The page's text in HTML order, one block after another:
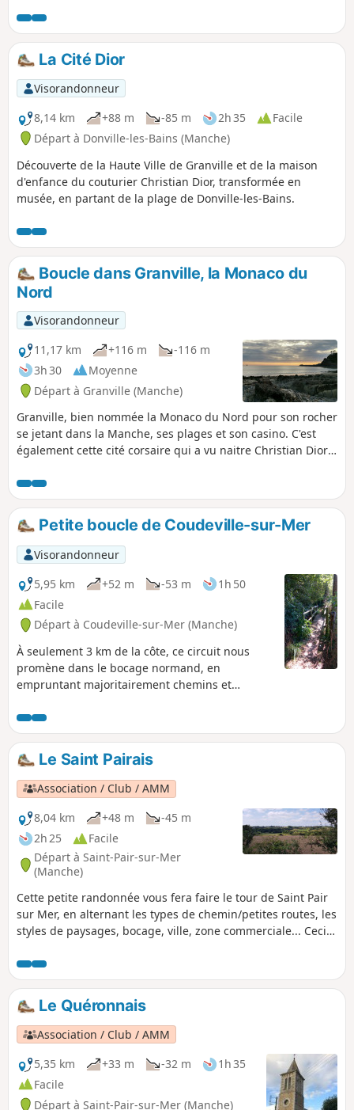
enfants.
La Cité Dior
Visorandonneur
8,14 km
+88 m -85 m 2h 35
Facile
Départ à Donville-les-Bains (Manche)
Découverte de la Haute Ville de Granville et de la maison
d'enfance du couturier Christian Dior, transformée en
musée, en partant de la plage de Donville-les-Bains.
Boucle dans Granville, la Monaco du
Nord
Visorandonneur
11,17 km
+116 m
-116 m
3h 30
Moyenne
Départ à Granville (Manche)
Granville, bien nommée la Monaco du Nord pour son rocher
se jetant dans la Manche, ses plages et son casino. C'est
également cette cité corsaire qui a vu naitre Christian Dior,
maison natale de cet illustre couturier.
Petite boucle de Coudeville-sur-Mer
Visorandonneur
5,95 km
+52 m -53 m
1h 50
Facile
Départ à Coudeville-sur-Mer (Manche)
À seulement 3 km de la côte, ce circuit nous
promène dans le bocage normand, en
empruntant majoritairement chemins et
Le Saint Pairais
Association / Club / AMM
8,04 km
+48 m
-45 m
2h 25
Facile
Départ à Saint-Pair-sur-Mer
(Manche)
Cette petite randonnée vous fera faire le tour de Saint Pair
sur Mer, en alternant les types de chemin/petites routes, les
styles de paysages, bocage, ville, zone commerciale... Ceci
Le Quéronnais
Association / Club / AMM
5,35 km
+33 m -32 m
1h 35
Facile
Départ à Saint-Pair-sur-Mer (Manche)